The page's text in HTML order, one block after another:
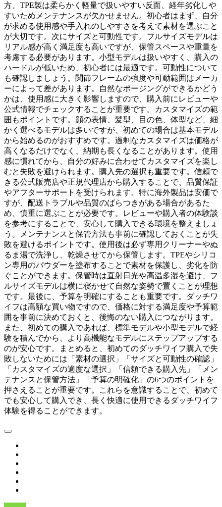
方、TPE製は柔らかく軽量で扱いやすい反面、経年劣化しや
すいためメンテナンスが欠かせません。初心者はまず、自分
が求める使用感や手入れのしやすさを考えて素材を選ぶこと
が大切です。次にサイズと可動性です。フルサイズモデルは
リアル感が高く満足度も高いですが、保管スペースや重量を
考慮する必要があります。小型モデルは扱いやすく、購入の
ハードルが低いため、初心者には最適です。可動性について
も確認しましょう。関節フレームの強度や可動範囲はメーカ
ーによって差があります。自然なポージングができるかどう
かは、使用感に大きく影響しますので、購入前にレビューや
公式情報でチェックすることが重要です。カスタマイズの範
囲もポイントです。顔の表情、髪型、目の色、体型など、細
かく選べるモデルは多いですが、初めての場合は基本モデル
から始めるのがおすすめです。過剰なカスタマイズは価格が
高くなるだけでなく、納期も長くなることがあります。使用
感に慣れてから、自分の好みに合わせてカスタマイズを楽し
むと失敗を避けられます。購入先の選択も重要です。信頼で
きる公式販売店や正規代理店から購入することで、品質保証
やアフターサポートを受けられます。特に海外製品は安価で
すが、配送トラブルや品質のばらつきがある場合があるた
め、慎重に選ぶことが必要です。レビューや購入者の体験談
を参考にすることで、安心して購入できる環境を整えましょ
う。メンテナンスと保管方法も事前に確認しておくことが失
敗を避けるポイントです。使用後は必ず専用クリーナーやぬ
るま湯で洗浄し、乾燥させてから保管します。TPEやシリコ
ン専用のパウダーを塗布することで素材を保護し、劣化を防
ぐことができます。保管時は直射日光や高温多湿を避け、フ
ルサイズモデルは横に寝かせて自然な姿勢で置くことが理想
です。最後に、予算を明確にすることも重要です。ダッチワ
イフは高額な買い物ですので、価格に対する満足度や予算範
囲を事前に決めておくと、後悔のない購入につながります。
また、初めての購入であれば、標準モデルや小型モデルで経
験を積んでから、より高機能なモデルにステップアップする
のが安心です。まとめると、初めてのダッチワイフ購入で失
敗しないためには「素材の選択」「サイズと可動性の確認」
「カスタマイズの適度な選択」「信頼できる購入先」「メン
テナンスと保管方法」「予算の明確化」の6つのポイントを
押さえることが重要です。これらを意識することで、初めて
でも安心して購入でき、長く快適に使用できるダッチワイフ
体験を得ることができます。